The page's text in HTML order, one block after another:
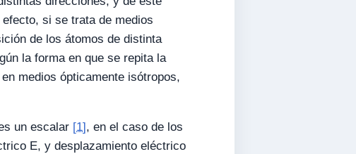
si se trata de medios
de los átomos de distinta
la forma en que se repita la
medios ópticamente isótropos,
un escalar [1], en el caso de los
E, y desplazamiento eléctrico